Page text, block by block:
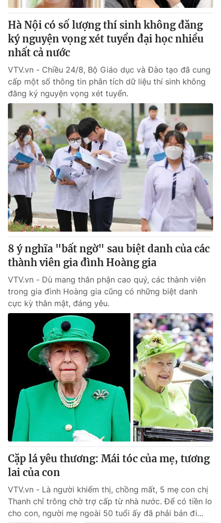
Hà Nội có số lượng thí sinh không đăng
ký nguyện vọng xét tuyển đại học nhiều
nhất cả nước
VTV.vn - Chiều 24/8, Bộ Giáo dục và Đào tạo đã cung
cấp một số thông tin phân tích dữ liệu thí sinh không
đăng ký nguyện vọng xét tuyển.
8 ý nghĩa "bất ngờ" sau biệt danh của các
thành viên gia đình Hoàng gia
VTV.vn - Dù mang thân phận cao quý, các thành viên
trong gia đình Hoàng gia cũng có những biệt danh
cực kỳ thân mật, đáng yêu.
Cặp lá yêu thương: Mái tóc của mẹ, tương
lai của con
VTV.vn - Là người khiếm thị, chồng mất, 5 mẹ con chị
Thanh chỉ trông chờ trợ cấp từ nhà nước. Để có tiền lo
cho con, người mẹ ngoài 50 tuổi ấy đã phải bán đi...